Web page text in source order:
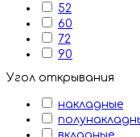
52
60
72
90
Угол открывания
накладные